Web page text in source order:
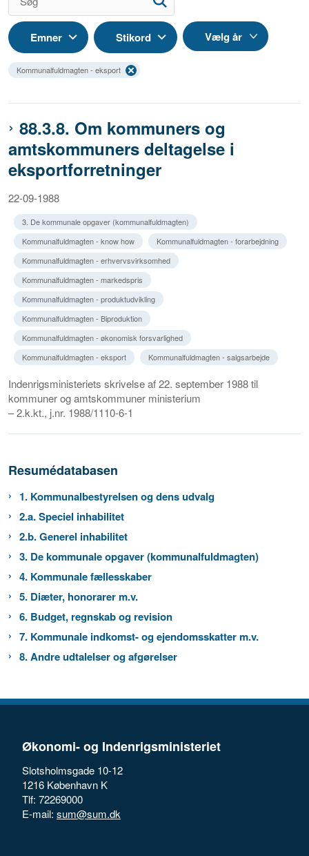
Emner Stikord
Kommunalfuldmagten - eksport
88.3.8. Om kommuners og
amtskommuners deltagelse i
eksportforretninger
22-09-1988
3. De kommunale opgaver (kommunalfuldmagten)
Kommunalfuldmagten - know how
Kommunalfuldmagten - forarbejdning
Kommunalfuldmagten - erhvervsvirksomhed
Kommunalfuldmagten - markedspris
Kommunalfuldmagten - produktudvikling
Kommunalfuldmagten - Biproduktion
Kommunalfuldmagten - økonomisk forsvarlighed
Kommunalfuldmagten - eksport
Kommunalfuldmagten - salgsarbejde
Indenrigsministeriets skrivelse af 22. september 1988 til
kommuner og amtskommuner ministerium
– 2.k.kt., j.nr. 1988/1110-6-1
Resumédatabasen
1. Kommunalbestyrelsen og dens udvalg
2.a. Speciel inhabilitet
2.b. Generel inhabilitet
3. De kommunale opgaver (kommunalfuldmagten)
4. Kommunale fællesskaber
5. Diæter, honorarer m.v.
6. Budget, regnskab og revision
7. Kommunale indkomst- og ejendomsskatter m.v.
8. Andre udtalelser og afgørelser
Økonomi- og Indenrigsministeriet
Slotsholmsgade 10-12
1216 København K
Tlf: 72269000
E-mail: sum@sum.dk